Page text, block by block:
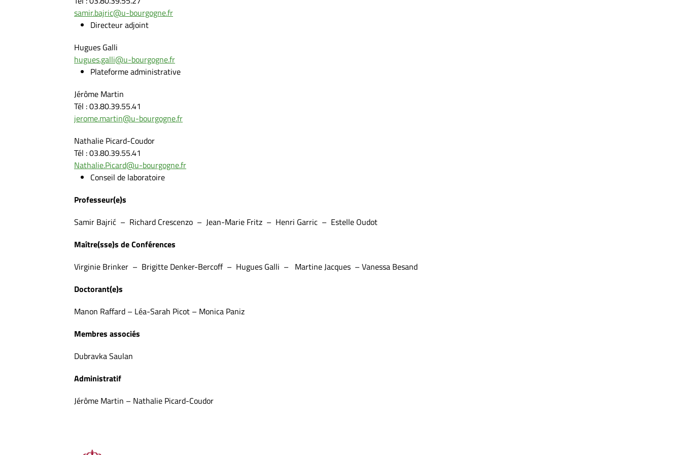
samir.bajric@u-bourgogne.fr
Directeur adjoint
Hugues Galli
hugues.galli@u-bourgogne.fr
Plateforme administrative
Jérôme Martin
Tél : 03.80.39.55.41
jerome.martin@u-bourgogne.fr
Nathalie Picard-Coudor
Tél : 03.80.39.55.41
Nathalie.Picard@u-bourgogne.fr
Conseil de laboratoire
Professeur(e)s
Samir Bajrić – Richard Crescenzo – Jean-Marie Fritz – Henri Garric – Estelle Oudot
Maître(sse)s de Conférences
Virginie Brinker – Brigitte Denker-Bercoff – Hugues Galli – Martine Jacques – Vanessa Besand
Doctorant(e)s
Manon Raffard – Léa-Sarah Picot – Monica Paniz
Membres associés
Dubravka Saulan
Administratif
Jérôme Martin – Nathalie Picard-Coudor